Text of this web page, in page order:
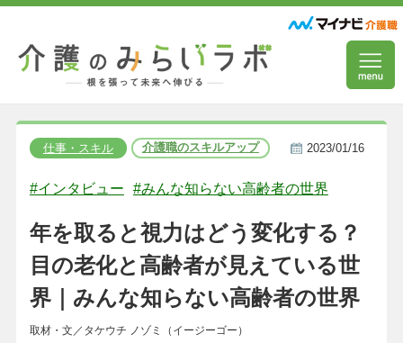
仕事・スキル 介護職のスキルアップ 2023/01/16
#インタビュー #みんな知らない高齢者の世界
年を取ると視力はどう変化する？
目の老化と高齢者が見えている世
界｜みんな知らない高齢者の世界
取材・文／タケウチ ノゾミ（イージーゴー）